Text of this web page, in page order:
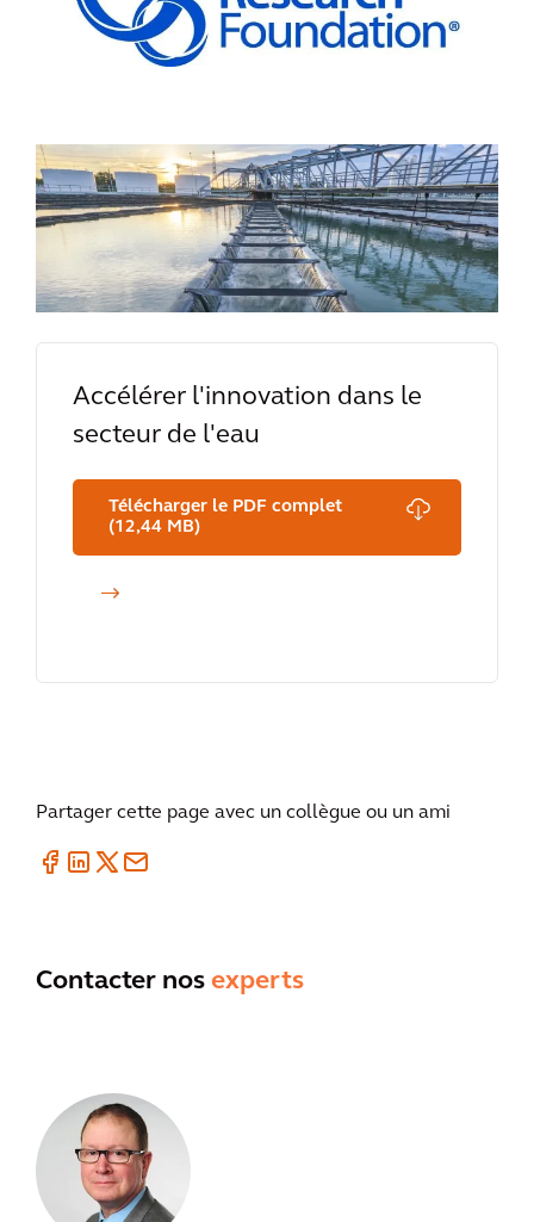
Accélérer l'innovation dans le
secteur de l'eau
Télécharger le PDF complet
(12,44 MB)
Partager cette page avec un collègue ou un ami
Contacter nos experts